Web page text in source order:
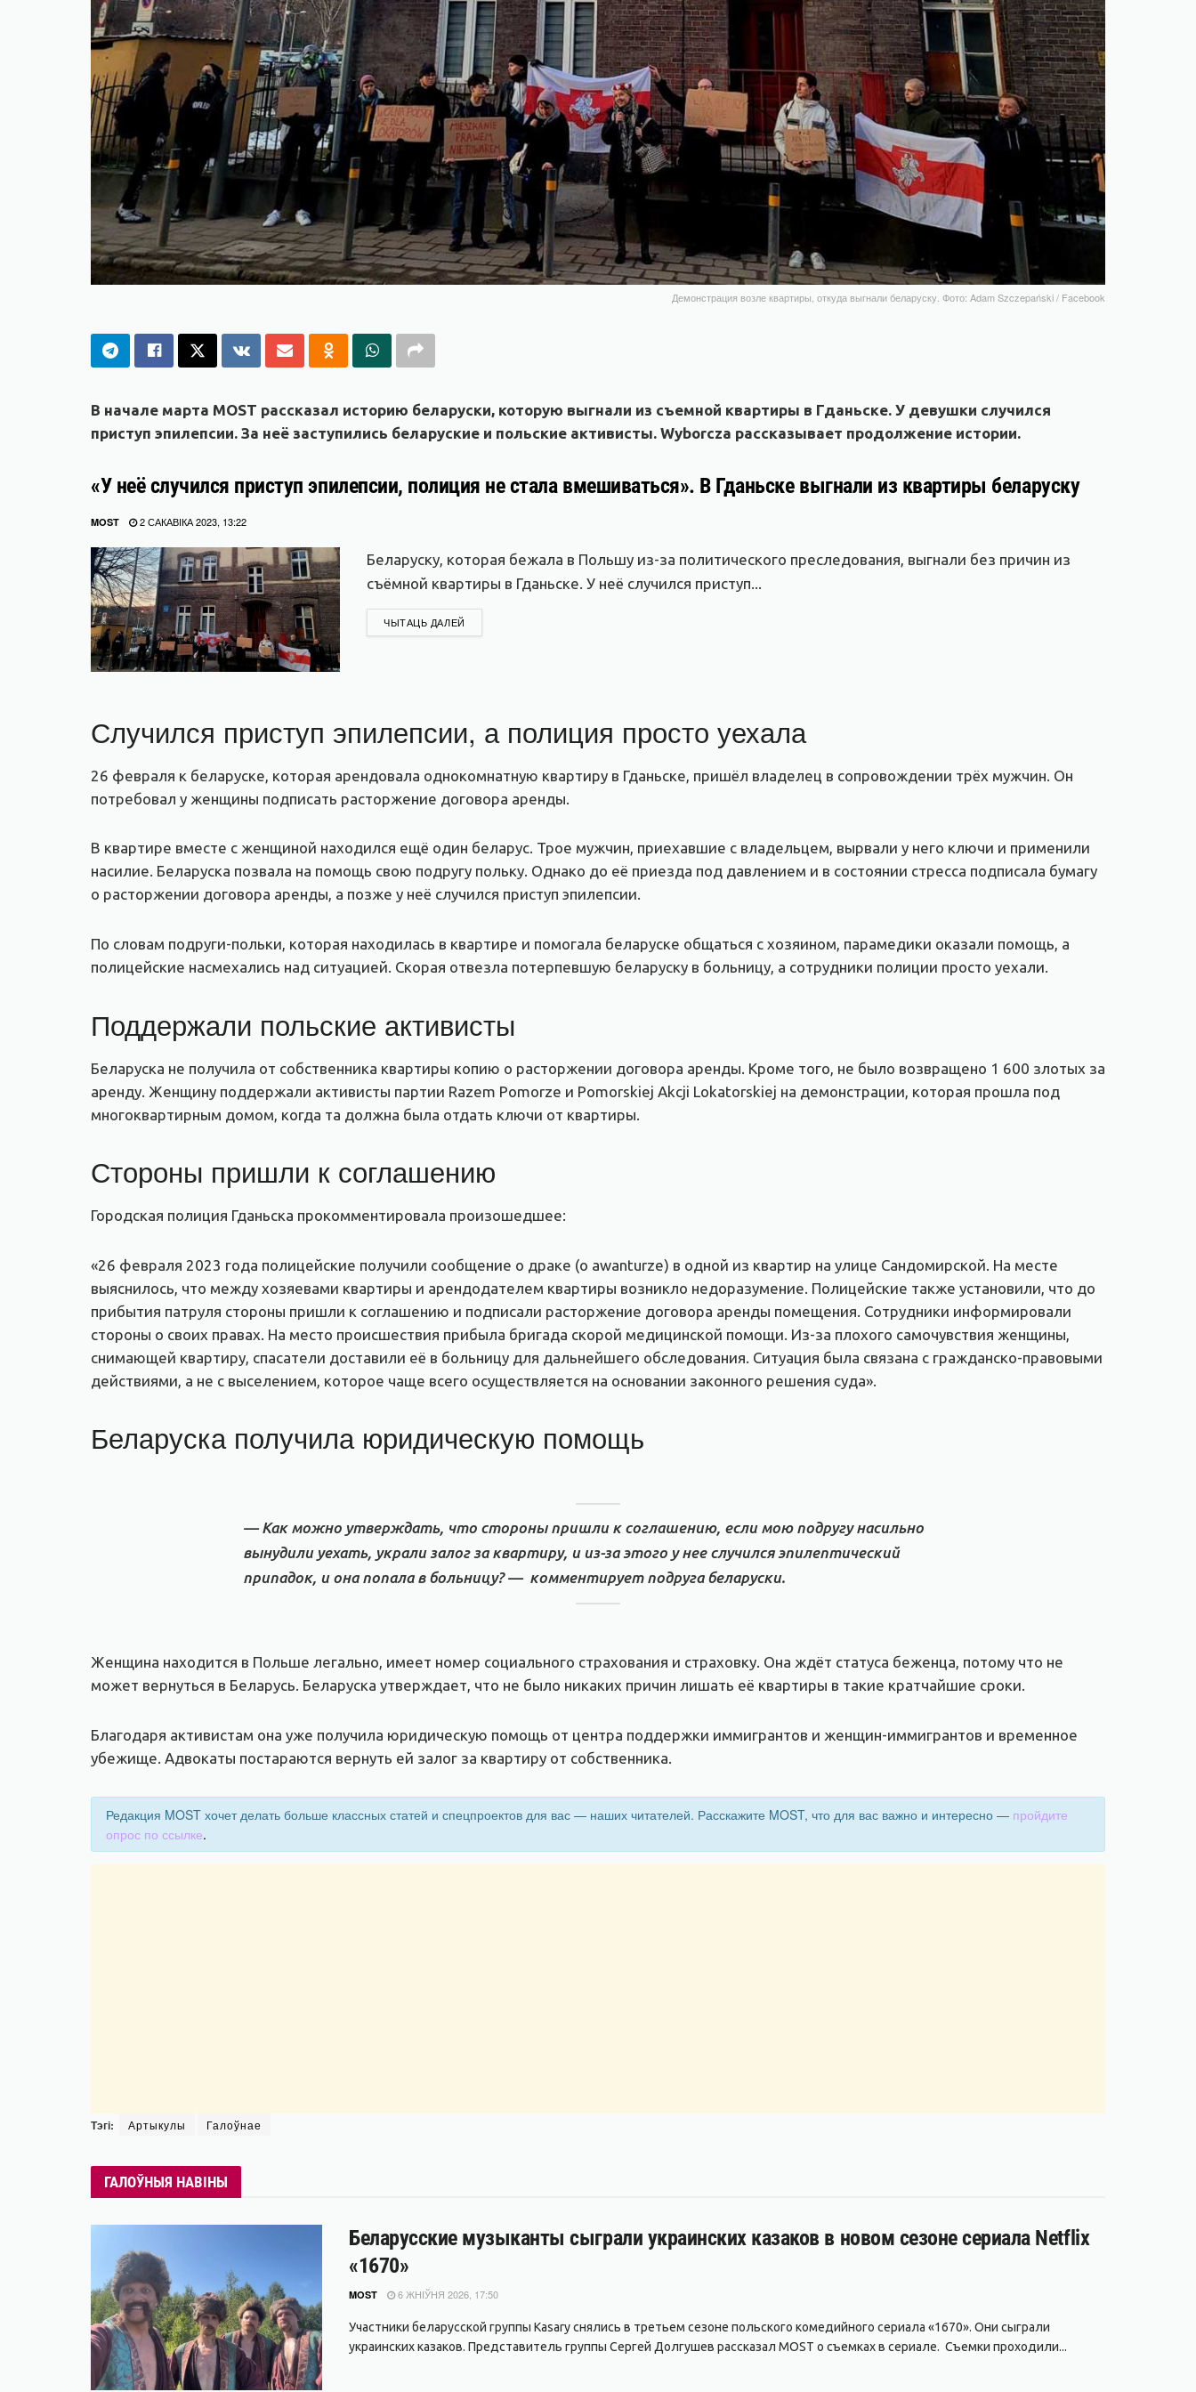
Демонстрация возле квартиры, откуда выгнали беларуску. Фото: Adam Szczepański / Facebook
В начале марта MOST рассказал историю беларуски, которую выгнали из съемной квартиры в Гданьске. У девушки случился
приступ эпилепсии. За неё заступились беларуские и польские активисты. Wyborcza рассказывает продолжение истории.
«У неё случился приступ эпилепсии, полиция не стала вмешиваться». В Гданьске выгнали из квартиры беларуску
MOST 2 САКАВІКА 2023, 13:22
Беларуску, которая бежала в Польшу из-за политического преследования, выгнали без причин из
съёмной квартиры в Гданьске. У неё случился приступ...
ЧЫТАЦЬ ДАЛЕЙ
Случился приступ эпилепсии, а полиция просто уехала
26 февраля к беларуске, которая арендовала однокомнатную квартиру в Гданьске, пришёл владелец в сопровождении трёх мужчин. Он
потребовал у женщины подписать расторжение договора аренды.
В квартире вместе с женщиной находился ещё один беларус. Трое мужчин, приехавшие с владельцем, вырвали у него ключи и применили
насилие. Беларуска позвала на помощь свою подругу польку. Однако до её приезда под давлением и в состоянии стресса подписала бумагу
о расторжении договора аренды, а позже у неё случился приступ эпилепсии.
По словам подруги-польки, которая находилась в квартире и помогала беларуске общаться с хозяином, парамедики оказали помощь, а
полицейские насмехались над ситуацией. Скорая отвезла потерпевшую беларуску в больницу, а сотрудники полиции просто уехали.
Поддержали польские активисты
Беларуска не получила от собственника квартиры копию о расторжении договора аренды. Кроме того, не было возвращено 1 600 злотых за
аренду. Женщину поддержали активисты партии Razem Pomorze и Pomorskiej Akcji Lokatorskiej на демонстрации, которая прошла под
многоквартирным домом, когда та должна была отдать ключи от квартиры.
Стороны пришли к соглашению
Городская полиция Гданьска прокомментировала произошедшее:
«26 февраля 2023 года полицейские получили сообщение о драке (o awanturze) в одной из квартир на улице Сандомирской. На месте
выяснилось, что между хозяевами квартиры и арендодателем квартиры возникло недоразумение. Полицейские также установили, что до
прибытия патруля стороны пришли к соглашению и подписали расторжение договора аренды помещения. Сотрудники информировали
стороны о своих правах. На место происшествия прибыла бригада скорой медицинской помощи. Из-за плохого самочувствия женщины,
снимающей квартиру, спасатели доставили её в больницу для дальнейшего обследования. Ситуация была связана с гражданско-правовыми
действиями, а не с выселением, которое чаще всего осуществляется на основании законного решения суда».
Беларуска получила юридическую помощь
— Как можно утверждать, что стороны пришли к соглашению, если мою подругу насильно
вынудили уехать, украли залог за квартиру, и из-за этого у нее случился эпилептический
припадок, и она попала в больницу? — комментирует подруга беларуски.
Женщина находится в Польше легально, имеет номер социального страхования и страховку. Она ждёт статуса беженца, потому что не
может вернуться в Беларусь. Беларуска утверждает, что не было никаких причин лишать её квартиры в такие кратчайшие сроки.
Благодаря активистам она уже получила юридическую помощь от центра поддержки иммигрантов и женщин-иммигрантов и временное
убежище. Адвокаты постараются вернуть ей залог за квартиру от собственника.
Редакция MOST хочет делать больше классных статей и спецпроектов для вас — наших читателей. Расскажите MOST, что для вас важно и интересно — пройдите
опрос по ссылке.
Тэгі: Артыкулы Галоўнае
ГАЛОЎНЫЯ НАВІНЫ
Беларусские музыканты сыграли украинских казаков в новом сезоне сериала Netflix
«1670»
MOST 6 ЖНІЎНЯ 2026, 17:50
Участники беларусской группы Kasary снялись в третьем сезоне польского комедийного сериала «1670». Они сыграли
украинских казаков. Представитель группы Сергей Долгушев рассказал MOST о съемках в сериале. Съемки проходили...